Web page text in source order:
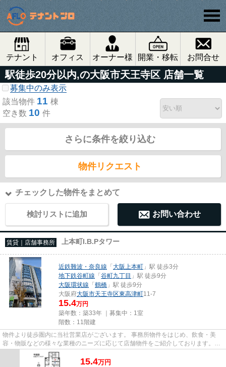
テナント オフィス オーナー様 開業・移転 お問合せ
駅徒歩20分以内,の大阪市天王寺区 店舗一覧
募集中のみ表示
該当物件 11 棟
空き数 10 件
さらに条件を絞り込む
物件リクエスト
チェックした物件をまとめて
検討リストに追加 お問い合わせ
賃貸｜店舗事務所 上本町I.B.Pタワー
近鉄難波・奈良線 「大阪上本町 」駅 徒歩3分
地下鉄谷町線 「谷町九丁目 」駅 徒歩9分
大阪環状線 「鶴橋 」駅 徒歩9分
大阪府大阪市天王寺区東高津町11-7
15.4万円
築年数：築33年 ｜募集中： 1室
階数：11階建
物件より徒歩圏内に当社営業店がございます。 事務所物件をはじめ、飲食・美
容・物販などの様々な業種のニーズに応じて店舗物件をご紹介しております。
尚、弊社ではおとり広告は一切...
15.4万円